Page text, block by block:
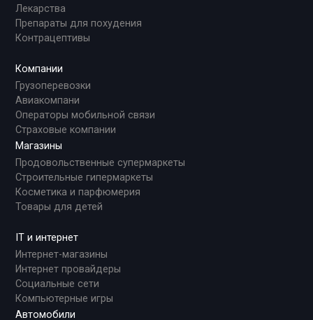
Лекарства
Препараты для похудения
Контрацептивы
Компании
Грузоперевозки
Авиакомпани
Операторы мобильной связи
Страховые компании
Магазины
Продовольственные супермаркеты
Строительные гипермаркеты
Косметика и парфюмерия
Товары для детей
IT и интернет
Интернет-магазины
Интернет провайдеры
Социальные сети
Компьютерные игры
Автомобили